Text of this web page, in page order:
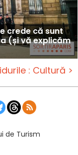
crede că sunt
(și vă explicăm
: Cultură >
de Turism